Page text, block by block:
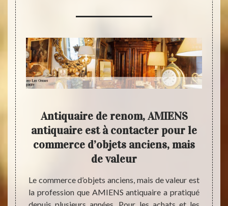
en
Si
que
le
Antiquaire de renom, AMIENS
antiquaire est à contacter pour le
commerce d’objets anciens, mais
de valeur
Le commerce d’objets anciens, mais de valeur est
la profession que AMIENS antiquaire a pratiqué
être